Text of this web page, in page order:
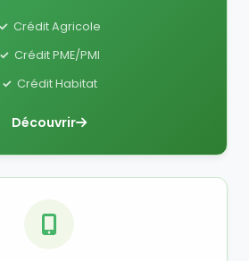
Crédit Agricole
Crédit PME/PMI
Crédit Habitat
Découvrir